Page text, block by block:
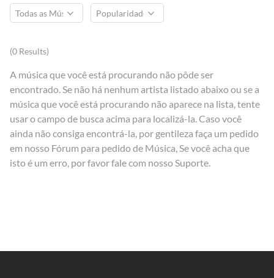
(0 Results)
A música que você está procurando não pôde ser
encontrado. Se não há nenhum artista listado abaixo ou se a
música que você está procurando não aparece na lista, tente
usar o campo de busca acima para localizá-la. Caso você
ainda não consiga encontrá-la, por gentileza faça um pedido
em nosso Fórum para pedido de Música, Se você acha que
isto é um erro, por favor fale com nossoSuporte.